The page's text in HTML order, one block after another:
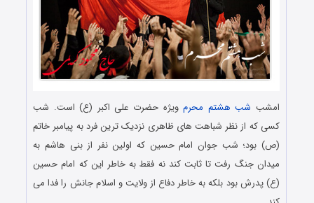
امشب شب هشتم محرمویژه حضرت علی اکبر (ع) است. شب
کسی که از نظر شباهت های ظاهری نزدیک ترین فرد به پیامبر خاتم
(ص) بود؛ شب جوان امام حسین که اولین نفر از بنی هاشم به
میدان جنگ رفت تا ثابت کند نه فقط به خاطر این که امام حسین
(ع) پدرش بود بلکه به خاطر دفاع از ولایت و اسلام جانش را فدا می